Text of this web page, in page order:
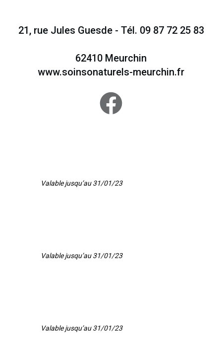
21, rue Jules Guesde - Tél. 09 87 72 25 83
62410 Meurchin
www.soinsonaturels-meurchin.fr
Valable jusqu’au 31/01/23
Valable jusqu’au 31/01/23
Valable jusqu’au 31/01/23